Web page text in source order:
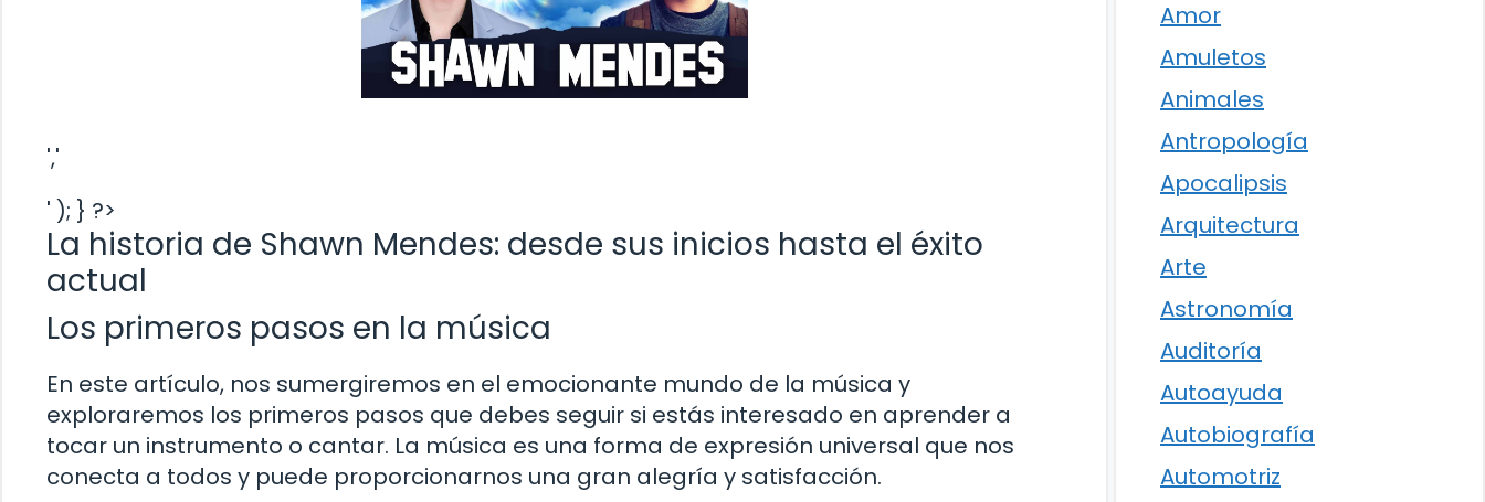
','
' ); } ?>
La historia de Shawn Mendes: desde sus inicios hasta el éxito
actual
Los primeros pasos en la música
En este artículo, nos sumergiremos en el emocionante mundo de la música y
exploraremos los primeros pasos que debes seguir si estás interesado en aprender a
tocar un instrumento o cantar. La música es una forma de expresión universal que nos
conecta a todos y puede proporcionarnos una gran alegría y satisfacción.
Amor
Amuletos
Animales
Antropología
Apocalipsis
Arquitectura
Arte
Astronomía
Auditoría
Autoayuda
Autobiografía
Automotriz